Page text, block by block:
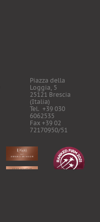
Piazza della
Loggia, 5
25121 Brescia
(Italia)
Tel. +39 030
6062535
Fax +39 02
72170950/51